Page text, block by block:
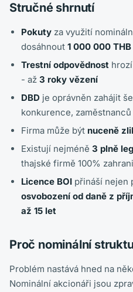
Stručné shrnutí
Pokuty za využití
dosáhnout 1 000 000 THB
Trestní odpovědnost
- až 3 roky vězení
DBD je oprávněn zahájit
konkurence,
Firma může být nuceně
Existují nejméně 3 plně
thajské firmě 100%
Licence BOI přináší nejen
osvobození od daně z
až 15 let
Proč nominální
Problém nastává hned na
Nominální akcionáři jsou